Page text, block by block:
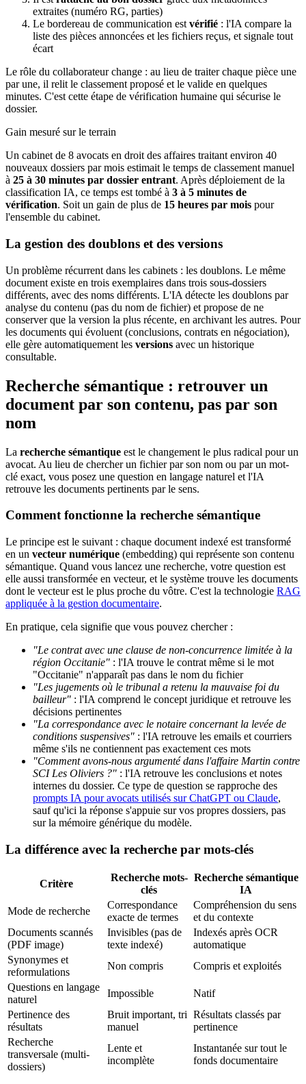
extraites (numéro RG, parties)
Le bordereau de communication est vérifié : l'IA compare la
liste des pièces annoncées et les fichiers reçus, et signale tout
écart
Le rôle du collaborateur change : au lieu de traiter chaque pièce une
par une, il relit le classement proposé et le valide en quelques
minutes. C'est cette étape de vérification humaine qui sécurise le
dossier.
Gain mesuré sur le terrain
Un cabinet de 8 avocats en droit des affaires traitant environ 40
nouveaux dossiers par mois estimait le temps de classement manuel
à 25 à 30 minutes par dossier entrant. Après déploiement de la
classification IA, ce temps est tombé à 3 à 5 minutes de
vérification. Soit un gain de plus de 15 heures par mois pour
l'ensemble du cabinet.
La gestion des doublons et des versions
Un problème récurrent dans les cabinets : les doublons. Le même
document existe en trois exemplaires dans trois sous-dossiers
différents, avec des noms différents. L'IA détecte les doublons par
analyse du contenu (pas du nom de fichier) et propose de ne
conserver que la version la plus récente, en archivant les autres. Pour
les documents qui évoluent (conclusions, contrats en négociation),
elle gère automatiquement les versions avec un historique
consultable.
Recherche sémantique : retrouver un
document par son contenu, pas par son
nom
La recherche sémantique est le changement le plus radical pour un
avocat. Au lieu de chercher un fichier par son nom ou par un mot-
clé exact, vous posez une question en langage naturel et l'IA
retrouve les documents pertinents par le sens.
Comment fonctionne la recherche sémantique
Le principe est le suivant : chaque document indexé est transformé
en un vecteur numérique (embedding) qui représente son contenu
sémantique. Quand vous lancez une recherche, votre question est
elle aussi transformée en vecteur, et le système trouve les documents
dont le vecteur est le plus proche du vôtre. C'est la technologie RAG
appliquée à la gestion documentaire.
En pratique, cela signifie que vous pouvez chercher :
"Le contrat avec une clause de non-concurrence limitée à la
région Occitanie" : l'IA trouve le contrat même si le mot
"Occitanie" n'apparaît pas dans le nom du fichier
"Les jugements où le tribunal a retenu la mauvaise foi du
bailleur" : l'IA comprend le concept juridique et retrouve les
décisions pertinentes
"La correspondance avec le notaire concernant la levée de
conditions suspensives" : l'IA retrouve les emails et courriers
même s'ils ne contiennent pas exactement ces mots
"Comment avons-nous argumenté dans l'affaire Martin contre
SCI Les Oliviers ?" : l'IA retrouve les conclusions et notes
internes du dossier. Ce type de question se rapproche des
prompts IA pour avocats utilisés sur ChatGPT ou Claude,
sauf qu'ici la réponse s'appuie sur vos propres dossiers, pas
sur la mémoire générique du modèle.
La différence avec la recherche par mots-clés
Critère
Recherche mots-
clés
Recherche sémantique
IA
Mode de recherche
Correspondance
exacte de termes
Compréhension du sens
et du contexte
Documents scannés
(PDF image)
Invisibles (pas de
texte indexé)
Indexés après OCR
automatique
Synonymes et
reformulations
Non compris
Compris et exploités
Questions en langage
naturel
Impossible
Natif
Pertinence des
résultats
Bruit important, tri
manuel
Résultats classés par
pertinence
Recherche
transversale (multi-
dossiers)
Lente et
incomplète
Instantanée sur tout le
fonds documentaire